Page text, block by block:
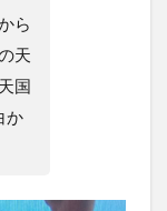
ら
天
国
か